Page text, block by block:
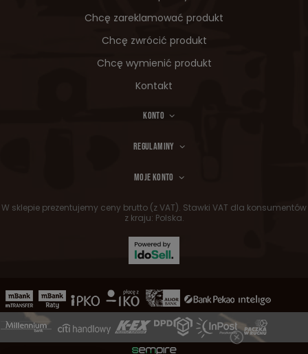
Chcę zareklamować produkt
Chcę zwrócić produkt
Chcę wymienić produkt
Kontakt
KONTO
REGULAMINY
MOJE KONTO
W sklepie prezentujemy ceny brutto (z VAT). Stawki VAT dla konsumentów
z kraju: Polska.